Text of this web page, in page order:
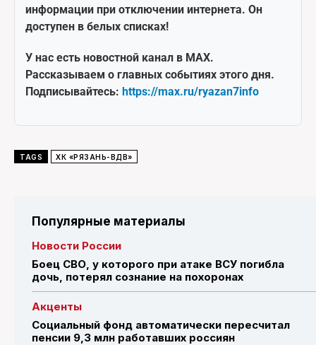
информации при отключении интернета. Он
доступен в белых списках!
У нас есть новостной канал в MAX.
Рассказываем о главных событиях этого дня.
Подписывайтесь: https://max.ru/ryazan7info
TAGS ХК «РЯЗАНЬ-ВДВ»
Популярные материалы
Новости России
Боец СВО, у которого при атаке ВСУ погибла
дочь, потерял сознание на похоронах
Акценты
Социальный фонд автоматически пересчитал
пенсии 9,3 млн работавших россиян